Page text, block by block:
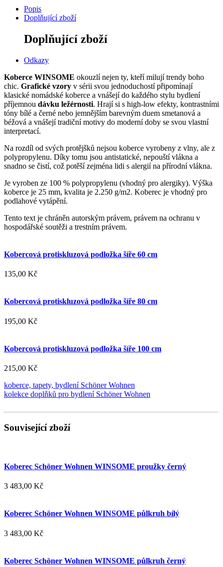
Popis
Doplňující zboží
Doplňující zboží
Odkazy
Koberce WINSOME okouzlí nejen ty, kteří milují trendy boho
chic. Grafické vzory v sérii svou jednoduchostí připomínají
klasické nomádské koberce a vnášejí do každého stylu bydlení
příjemnou dávku ležérnosti. Hrají si s high-low efekty, kontrastními
tóny bílé a černé nebo jemnějším barevným duem smetanová a
béžová a vnášejí tradiční motivy do moderní doby se svou vlastní
interpretací.
Na rozdíl od svých protějšků nejsou koberce vyrobeny z vlny, ale z
polypropylenu. Díky tomu jsou antistatické, nepouští vlákna a
snadno se čistí, což potěší zejména lidi s alergií na přírodní vlákna.
Je vyroben ze 100 % polypropylenu (vhodný pro alergiky). Výška
koberce je 25 mm, kvalita je 2.250 g/m2. Koberec je vhodný pro
podlahové vytápění.
Tento text je chráněn autorským právem, právem na ochranu v
hospodářské soutěži a trestním právem.
Kobercová protiskluzová podložka šíře 60 cm
135,00 Kč
Kobercová protiskluzová podložka šíře 80 cm
195,00 Kč
Kobercová protiskluzová podložka šíře 100 cm
215,00 Kč
koberce, tapety, bydlení Schöner Wohnen
kolekce doplňků pro bydlení Schöner Wohnen
Související zboží
Koberec Schöner Wohnen WINSOME proužky černý
3 483,00 Kč
Koberec Schöner Wohnen WINSOME půlkruh bílý
3 483,00 Kč
Koberec Schöner Wohnen WINSOME půlkruh černý